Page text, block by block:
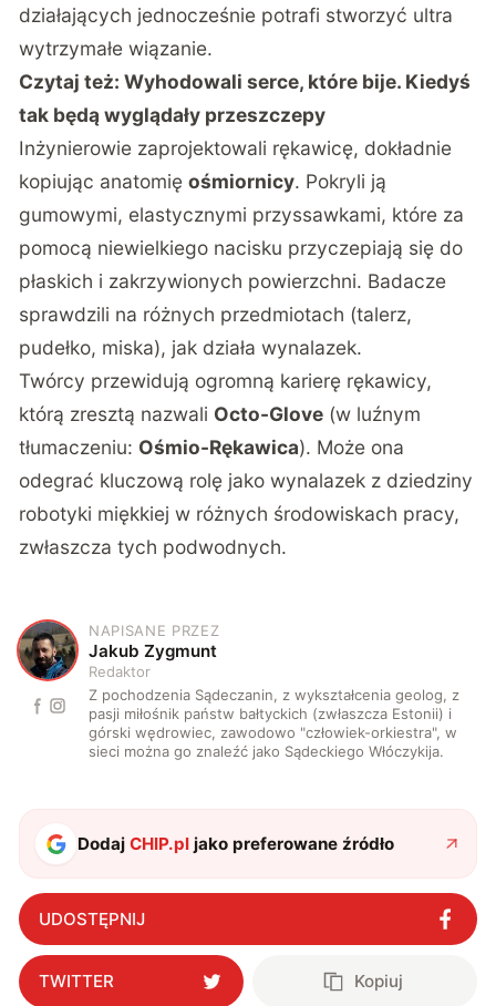
działających jednocześnie potrafi stworzyć ultra
wytrzymałe wiązanie.
Czytaj też: Wyhodowali serce, które bije. Kiedyś
tak będą wyglądały przeszczepy
Inżynierowie zaprojektowali rękawicę, dokładnie
kopiując anatomięośmiornicy. Pokryli ją
gumowymi, elastycznymi przyssawkami, które za
pomocą niewielkiego nacisku przyczepiają się do
płaskich i zakrzywionych powierzchni. Badacze
sprawdzili na różnych przedmiotach (talerz,
pudełko, miska), jak działa wynalazek.
Twórcy przewidują ogromną karierę rękawicy,
którą zresztą nazwali Octo-Glove (w luźnym
tłumaczeniu: Ośmio-Rękawica). Może ona
odegrać kluczową rolę jako wynalazek z dziedziny
robotyki miękkiej w różnych środowiskach pracy,
zwłaszcza tych podwodnych.
J
NAPISANE PRZEZ
Jakub Zygmunt
Redaktor
Z pochodzenia Sądeczanin, z wykształcenia geolog, z
pasji miłośnik państw bałtyckich (zwłaszcza Estonii) i
górski wędrowiec, zawodowo "człowiek-orkiestra", w
sieci można go znaleźć jako Sądeckiego Włóczykija.
DodajCHIP.pl jako preferowane źródło
UDOSTĘPNIJ
TWITTER Kopiuj